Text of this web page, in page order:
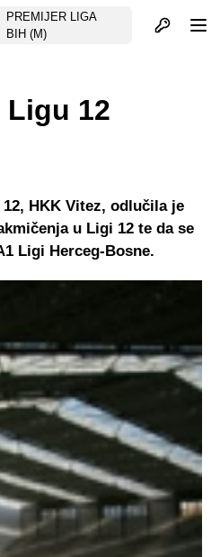
PREMIJER LIGA
BIH (M)
Otvori profil
Ligu 12
HKK Vitez, odlučila je
u Ligi 12 te da se
Ligi Herceg-Bosne.